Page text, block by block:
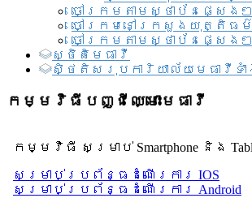
ចៅក្រមតាមស្ថាប័នផ្សេងៗ
ចៅក្រមនៅក្រសួងយុត្តិធម៌
ចៅក្រមតាមស្ថាប័នផ្សេងៗ
ស្ថិតិមេធាវី
សិ្ថតិសរុបការិយាល័យមេធាវីទ
កម្មវិធីបញ្ជីឈ្មោះមេធាវី
កម្មវិធី សម្រាប់ Smartphone និង
សម្រាប់​ប្រព័ន្ធដំណើរការ IOS
សម្រាប់​ប្រព័ន្ធដំណើរការ Android